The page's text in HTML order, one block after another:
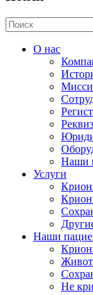
О нас
Наши
Услуги
Наши
Не